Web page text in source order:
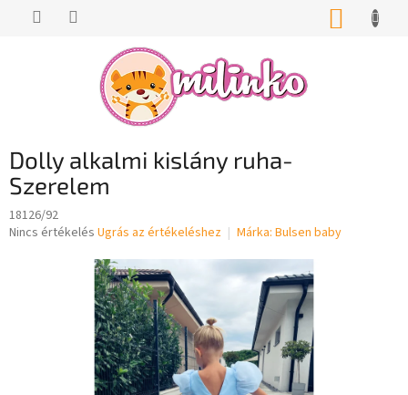
KOSÁR
Dolly alkalmi kislány ruha-
Szerelem
18126/92
A
Nincs értékelés Ugrás az értékeléshez Márka: Bulsen baby